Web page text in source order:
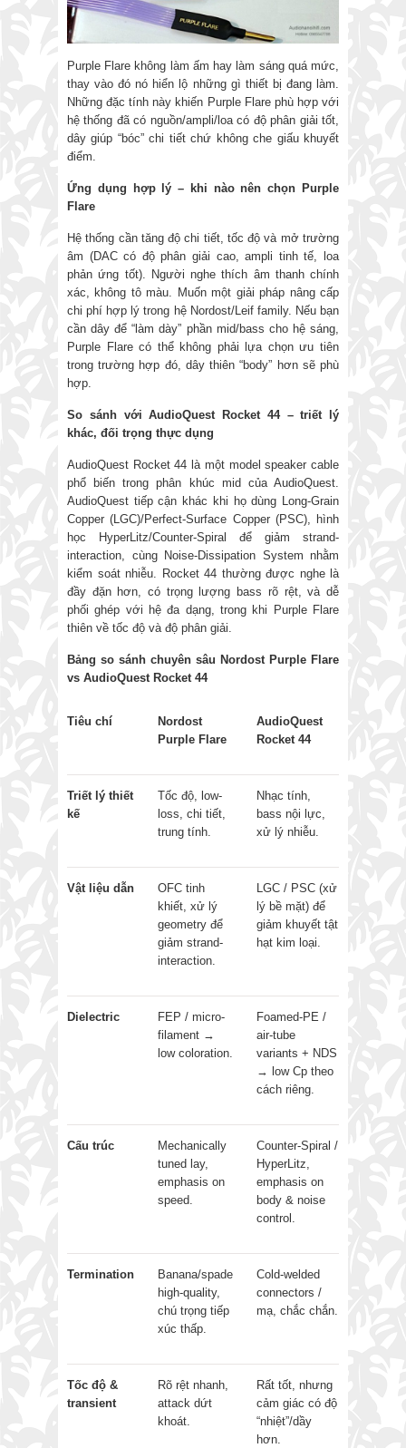
Purple Flare không làm ấm hay làm sáng quá mức,
thay vào đó nó hiển lộ những gì thiết bị đang làm.
Những đặc tính này khiến Purple Flare phù hợp với
hệ thống đã có nguồn/ampli/loa có độ phân giải tốt,
dây giúp “bóc” chi tiết chứ không che giấu khuyết
điểm.
Ứng dụng hợp lý– khi nào nên chọn Purple
Flare
Hệ thống cần tăng độ chi tiết, tốc độ và mở trường
âm (DAC có độ phân giải cao, ampli tinh tế, loa
phản ứng tốt). Người nghe thích âm thanh chính
xác, không tô màu. Muốn một giải pháp nâng cấp
chi phí hợp lý trong hệ Nordost/Leif family. Nếu bạn
cần dây để “làm dày” phần mid/bass cho hệ sáng,
Purple Flare có thể không phải lựa chọn ưu tiên
trong trường hợp đó, dây thiên “body” hơn sẽ phù
hợp.
So sánh với AudioQuest Rocket 44 –triết lý
khác, đối trọng thực dụng
AudioQuest Rocket 44 là một model speaker cable
phổ biến trong phân khúc mid của AudioQuest.
AudioQuest tiếp cận khác khi họ dùng Long-Grain
Copper (LGC)/Perfect-Surface Copper (PSC), hình
học HyperLitz/Counter-Spiral để giảm strand-
interaction, cùng Noise-Dissipation System nhằm
kiểm soát nhiễu. Rocket 44 thường được nghe là
đầy đặn hơn, có trọng lượng bass rõ rệt, và dễ
phối ghép với hệ đa dạng, trong khi Purple Flare
thiên về tốc độ và độ phân giải.
Bảng so sánh chuyên sâu Nordost Purple Flare
vs AudioQuest Rocket 44
Tiêu chí
Nordost
Purple Flare
AudioQuest
Rocket 44
Triết lý thiết
kế
Tốc độ, low-
loss, chi tiết,
trung tính.
Nhạc tính,
bass nội lực,
xử lý nhiễu.
Vật liệu dẫn
OFC tinh
khiết, xử lý
geometry để
giảm strand-
interaction.
LGC / PSC (xử
lý bề mặt) để
giảm khuyết tật
hạt kim loại.
Dielectric
FEP / micro-
filament →
low coloration.
Foamed-PE /
air-tube
variants + NDS
→ low Cp theo
cách riêng.
Cấu trúc
Mechanically
tuned lay,
emphasis on
speed.
Counter-Spiral /
HyperLitz,
emphasis on
body & noise
control.
Termination
Banana/spade
high-quality,
chú trọng tiếp
xúc thấp.
Cold-welded
connectors /
mạ, chắc chắn.
Tốc độ &
transient
Rõ rệt nhanh,
attack dứt
khoát.
Rất tốt, nhưng
cảm giác có độ
“nhiệt”/dầy
hơn.